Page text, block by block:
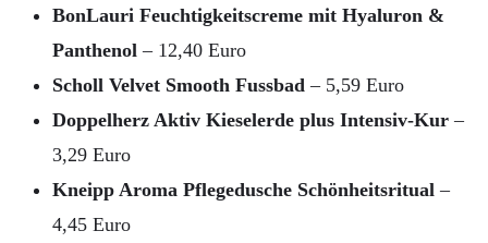
BonLauri Feuchtigkeitscreme mit Hyaluron &
Panthenol – 12,40 Euro
Scholl Velvet Smooth Fussbad – 5,59 Euro
Doppelherz Aktiv Kieselerde plus Intensiv-Kur –
3,29 Euro
Kneipp Aroma Pflegedusche Schönheitsritual–
4,45 Euro